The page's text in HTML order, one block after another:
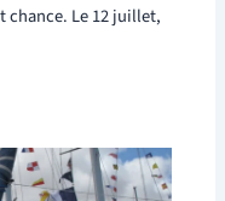
chance. Le 12 juillet,